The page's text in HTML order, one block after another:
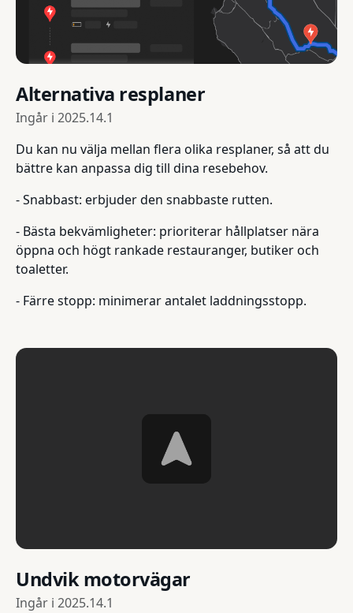
Alternativa resplaner
Ingår i 2025.14.1
Du kan nu välja mellan flera olika resplaner, så att du
bättre kan anpassa dig till dina resebehov.
- Snabbast: erbjuder den snabbaste rutten.
- Bästa bekvämligheter: prioriterar hållplatser nära
öppna och högt rankade restauranger, butiker och
toaletter.
- Färre stopp: minimerar antalet laddningsstopp.
Undvik motorvägar
Ingår i 2025.14.1